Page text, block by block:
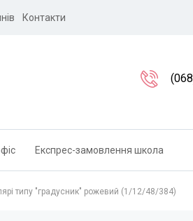
Контакти
Експрес-замовлення школа
типу "градусник" рожевий (1/12/48/384)